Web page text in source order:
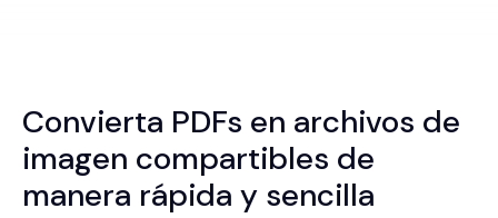
Convierta PDFs en archivos de
imagen compartibles de
manera rápida y sencilla